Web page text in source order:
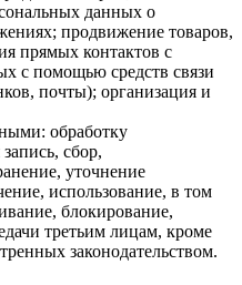
данных о
продвижение товаров,
прямых контактов с
с помощью средств связи
почты); организация и
обработку
сбор,
уточнение
использование, в том
блокирование,
третьим лицам, кроме
законодательством.